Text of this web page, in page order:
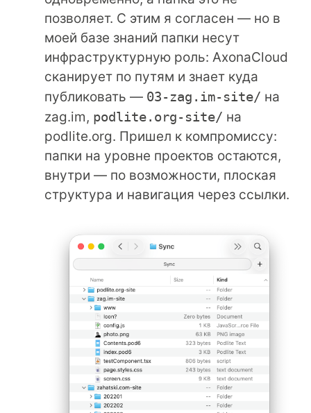
позволяет. С этим я согласен — но в
моей базе знаний папки несут
инфраструктурную роль: AxonaCloud
сканирует по путям и знает куда
публиковать — 03-zag.im-site/ на
zag.im, podlite.org-site/ на
podlite.org. Пришел к компромиссу:
папки на уровне проектов остаются,
внутри — по возможности, плоская
структура и навигация через ссылки.